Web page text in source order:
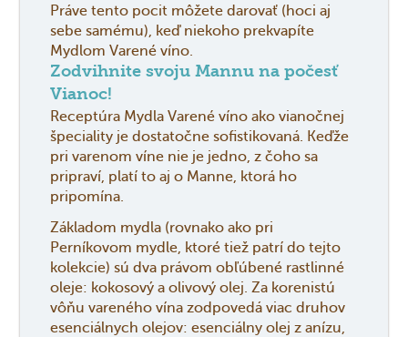
Práve tento pocit môžete darovať (hoci aj
sebe samému), keď niekoho prekvapíte
Mydlom Varené víno.
Zodvihnite svoju Mannu na počesť
Vianoc!
Receptúra Mydla Varené víno ako vianočnej
špeciality je dostatočne sofistikovaná. Keďže
pri varenom víne nie je jedno, z čoho sa
pripraví, platí to aj o Manne, ktorá ho
pripomína.
Základom mydla (rovnako ako pri
Perníkovom mydle, ktoré tiež patrí do tejto
kolekcie) sú dva právom obľúbené rastlinné
oleje: kokosový a olivový olej. Za korenistú
vôňu vareného vína zodpovedá viac druhov
esenciálnych olejov: esenciálny olej z anízu,